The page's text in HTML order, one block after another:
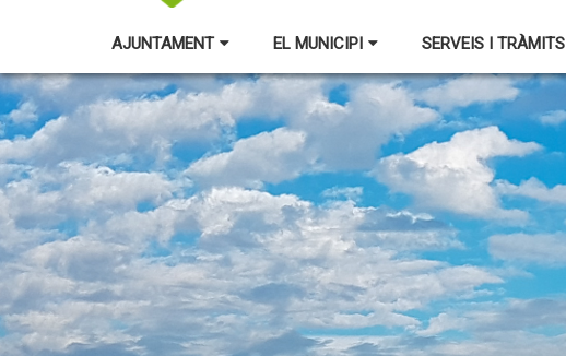
AJUNTAMENT EL MUNICIPI SERVEIS I TRÀMITS